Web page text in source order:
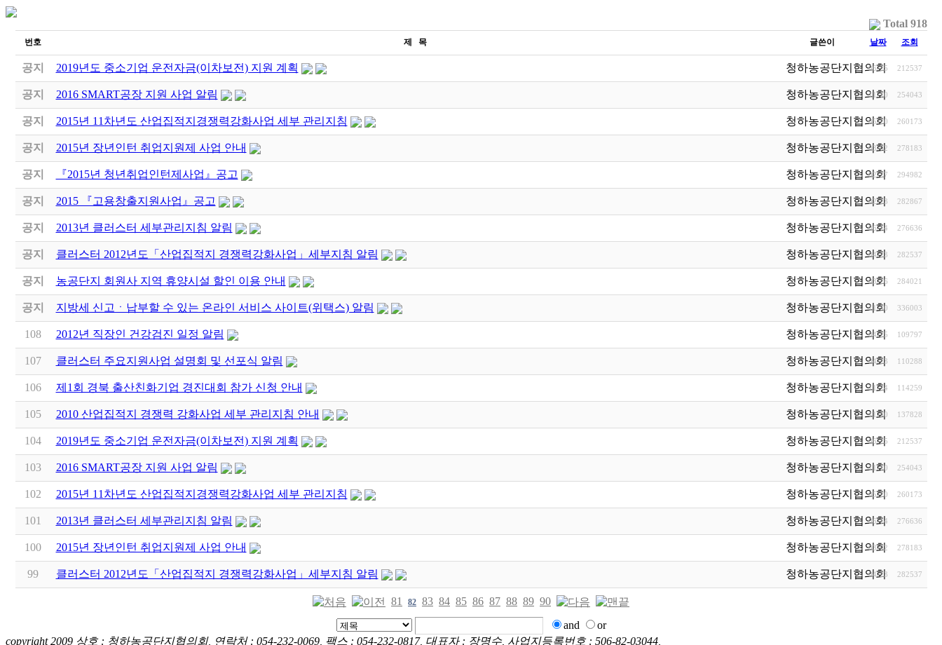
Total 918
번호 제 목 글쓴이 날짜 조회
공지 2019년도 중소기업 운전자금(이차보전) 지원 계획 청하농공단지협의회
06-25 212537
공지 2016 SMART공장 지원 사업 알림 청하농공단지협의회
11-10 254043
공지 2015년 11차년도 산업집적지경쟁력강화사업 세부 관리지침 청하농공단지협의회
05-20 260173
공지 2015년 장년인턴 취업지원제 사업 안내 청하농공단지협의회
03-02 278183
공지 『2015년 청년취업인턴제사업』공고 청하농공단지협의회
02-27 294982
공지 2015 『고용창출지원사업』공고 청하농공단지협의회
02-23 282867
공지 2013년 클러스터 세부관리지침 알림 청하농공단지협의회
06-14 276636
공지 클러스터 2012년도「산업집적지 경쟁력강화사업」세부지침 알림 청하농공단지협의회
04-23 282537
공지 농공단지 회원사 지역 휴양시설 할인 이용 안내 청하농공단지협의회
03-26 284021
공지 지방세 신고ㆍ납부할 수 있는 온라인 서비스 사이트(위택스) 알림 청하농공단지협의회
11-30 336003
108 2012년 직장인 건강검진 일정 알림 청하농공단지협의회
04-25 109797
107 클러스터 주요지원사업 설명회 및 선포식 알림 청하농공단지협의회
04-23 110288
106 제1회 경북 출산친화기업 경진대회 참가 신청 안내 청하농공단지협의회
11-24 114259
105 2010 산업집적지 경쟁력 강화사업 세부 관리지침 안내 청하농공단지협의회
11-30 137828
104 2019년도 중소기업 운전자금(이차보전) 지원 계획 청하농공단지협의회
06-25 212537
103 2016 SMART공장 지원 사업 알림 청하농공단지협의회
11-10 254043
102 2015년 11차년도 산업집적지경쟁력강화사업 세부 관리지침 청하농공단지협의회
05-20 260173
101 2013년 클러스터 세부관리지침 알림 청하농공단지협의회
06-14 276636
100 2015년 장년인턴 취업지원제 사업 안내 청하농공단지협의회
03-02 278183
99 클러스터 2012년도「산업집적지 경쟁력강화사업」세부지침 알림 청하농공단지협의회
04-23 282537
81 82 83 84 85 86 87 88 89 90
and
or
copyright 2009 상호 : 청하농공단지협의회, 연락처 : 054-232-0069, 팩스 : 054-232-0817, 대표자 : 장명수, 사업지등록번호 : 506-82-03044,